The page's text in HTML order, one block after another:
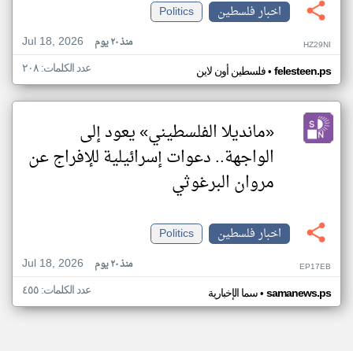
اخبار فلسطين
Politics
Jul 18, 2026
منذ ٢٠ يوم HZ29NI
فلسطين أون لاين• felesteen.ps عدد الكلمات: ٢٠٨
«مانديلا الفلسطيني» يعود إلى
الواجهة.. دعوات إسرائيلية للإفراج عن
مروان البرغوثي
اخبار فلسطين
Politics
Jul 18, 2026
منذ ٢٠ يوم EP17EB
سما الإخبارية• samanews.ps عدد الكلمات: ٤٥٥